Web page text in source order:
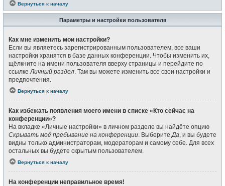
Вернуться к началу
Параметры и настройки пользователя
Как мне изменить мои настройки?
Если вы являетесь зарегистрированным пользователем, все ваши
настройки хранятся в базе данных конференции. Чтобы изменить их,
щёлкните на имени пользователя вверху страницы и перейдите по
ссылкеЛичный раздел. Там вы можете изменить все свои настройки и
предпочтения.
Вернуться к началу
Как избежать появления моего имени в списке «Кто сейчас на
конференции»?
На вкладке «Личные настройки» в личном разделе вы найдёте опцию
Скрывать моё пребывание на конференции. ВыберитеДа, и вы будете
видны только администраторам, модераторам и самому себе. Для всех
остальных вы будете скрытым пользователем.
Вернуться к началу
На конференции неправильное время!